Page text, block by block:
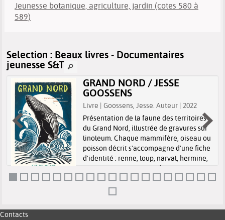
Jeunesse botanique, agriculture, jardin (cotes 580 à
589)
Selection : Beaux livres - Documentaires
jeunesse S&T
GRAND NORD / JESSE
GOOSSENS
Livre | Goossens, Jesse. Auteur | 2022
Présentation de la faune des territoires
du Grand Nord, illustrée de gravures sur
linoleum. Chaque mammifère, oiseau ou
poisson décrit s'accompagne d'une fiche
d'identité : renne, loup, narval, hermine,
macareux, starique, perdrix...
Contacts